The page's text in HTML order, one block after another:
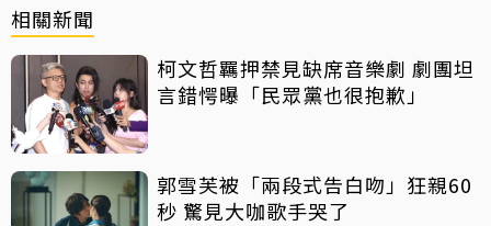
相關新聞
柯文哲羈押禁見缺席音樂劇 劇團坦
言錯愕曝「民眾黨也很抱歉」
郭雪芙被「兩段式告白吻」狂親60
秒 驚見大咖歌手哭了